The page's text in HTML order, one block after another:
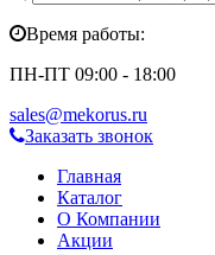
Время работы:
ПН-ПТ 09:00 - 18:00
sales@mekorus.ru
Заказать звонок
Главная
Каталог
О Компании
Акции